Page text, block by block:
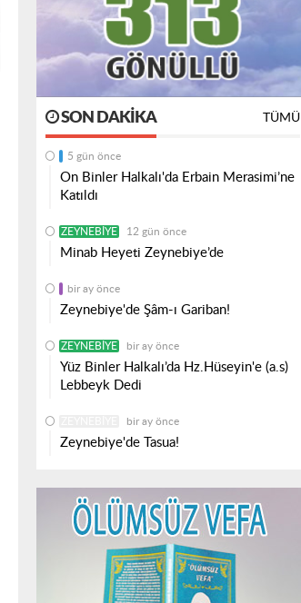
SON DAKIKA TÜMÜ
5 gün önce
On Binler Halkalı'da Erbain Merasimi’ne
Katıldı
ZEYNEBIYE 12 gün önce
Minab Heyeti Zeynebiye’de
bir ay önce
Zeynebiye'de Şâm-ı Gariban!
ZEYNEBIYE bir ay önce
Yüz Binler Halkalı’da Hz.Hüseyin'e (a.s)
Lebbeyk Dedi
bir ay önce
Zeynebiye'de Tasua!